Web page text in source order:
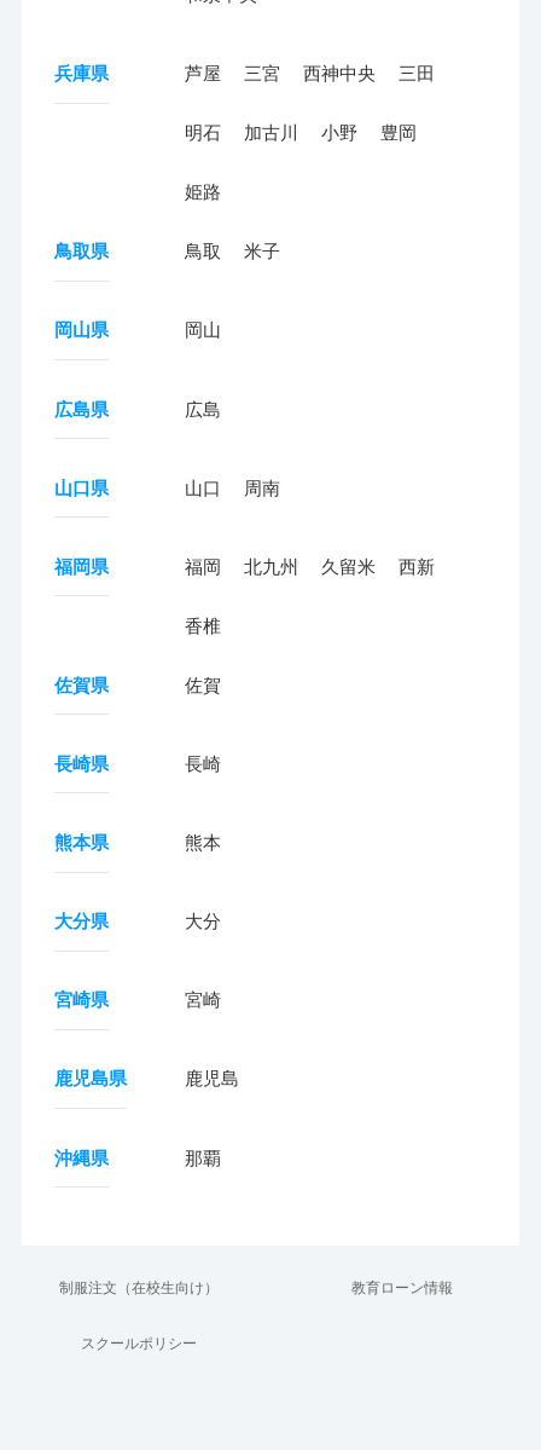
兵庫県 芦屋 三宮 西神中央 三田
明石 加古川 小野 豊岡
姫路
鳥取県 鳥取 米子
岡山県 岡山
広島県 広島
山口県 山口 周南
福岡県 福岡 北九州 久留米 西新
香椎
佐賀県 佐賀
長崎県 長崎
熊本県 熊本
大分県 大分
宮崎県 宮崎
鹿児島県 鹿児島
沖縄県 那覇
制服注文（在校生向け） 教育ローン情報
スクールポリシー